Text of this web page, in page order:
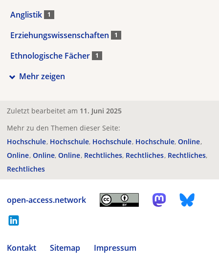
Anglistik 1
Erziehungswissenschaften 1
Ethnologische Fächer 1
Mehr zeigen
Zuletzt bearbeitet am 11. Juni 2025
Mehr zu den Themen dieser Seite:
Hochschule Hochschule Hochschule Hochschule Online
Online Online Online Rechtliches Rechtliches Rechtliches
Rechtliches
open-access.network
Kontakt Sitemap
Impressum